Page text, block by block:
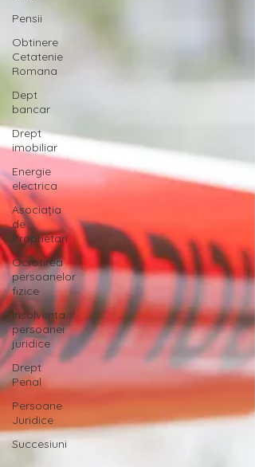
Pensii
Obtinere
Cetatenie
Romana
Dept
bancar
Drept
imobiliar
Energie
electrica
Asociația
de
Proprietari
Ocrotirea
persoanelor
fizice
Insolventa
persoanei
juridice
Drept
Penal
Persoane
Juridice
Succesiuni